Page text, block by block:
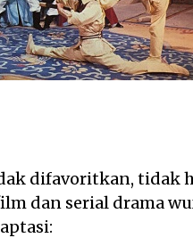
difavoritkan, tidak
dan serial drama